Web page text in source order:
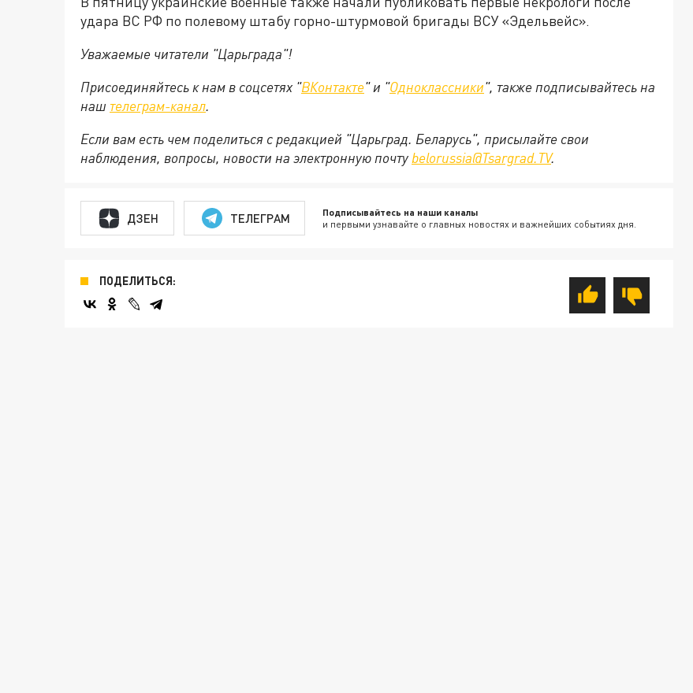
удара ВС РФ по полевому штабу горно-штурмовой бригады ВСУ «Эдельвейс».
Уважаемые читатели "Царьграда"!
Присоединяйтесь к нам в соцсетях "ВКонтакте" и "Одноклассники", также подписывайтесь на
наш телеграм-канал.
Если вам есть чем поделиться с редакцией "Царьград. Беларусь", присылайте свои
наблюдения, вопросы, новости на электронную почту belorussia@Tsargrad.TV.
ДЗЕН ТЕЛЕГРАМ Подписывайтесь на наши каналы
и первыми узнавайте о главных новостях и важнейших событиях дня.
ПОДЕЛИТЬСЯ: